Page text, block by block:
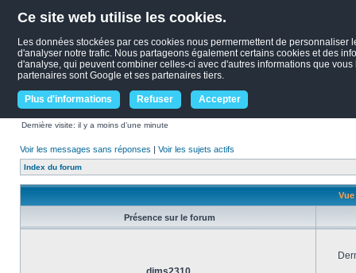
Ce site web utilise les cookies.
Les données stockées par ces cookies nous permermettent de
d'analyser notre trafic. Nous partageons également certains cookies et des
d'analyse, qui peuvent combiner celles-ci avec d'autres informations que
partenaires sont Google et ses partenaires tiers.
Plus d'informations Refuser Accepter
Dernière visite: il y a moins d’une minute
Voir les messages sans réponses | Voir les sujets actifs
Index du forum
Présence sur le forum